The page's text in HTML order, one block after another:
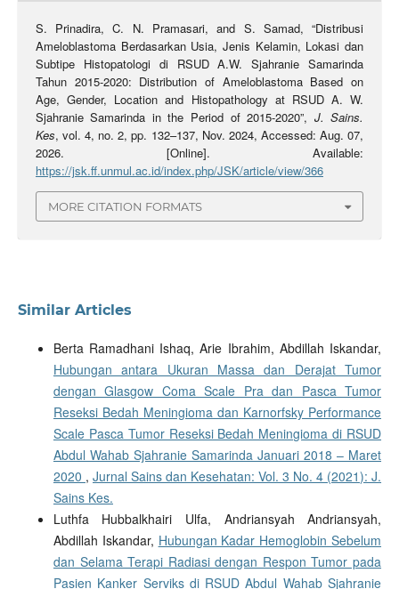
S. Prinadira, C. N. Pramasari, and S. Samad, “Distribusi
Ameloblastoma Berdasarkan Usia, Jenis Kelamin, Lokasi dan
Subtipe Histopatologi di RSUD A.W. Sjahranie Samarinda
Tahun 2015-2020: Distribution of Ameloblastoma Based on
Age, Gender, Location and Histopathology at RSUD A. W.
Sjahranie Samarinda in the Period of 2015-2020”, J. Sains.
Kes, vol. 4, no. 2, pp. 132–137, Nov. 2024, Accessed: Aug. 07,
2026. [Online]. Available:
https://jsk.ff.unmul.ac.id/index.php/JSK/article/view/366
MORE CITATION FORMATS
Similar Articles
Berta Ramadhani Ishaq, Arie Ibrahim, Abdillah Iskandar,
Hubungan antara Ukuran Massa dan Derajat Tumor
dengan Glasgow Coma Scale Pra dan Pasca Tumor
Reseksi Bedah Meningioma dan Karnorfsky Performance
Scale Pasca Tumor Reseksi Bedah Meningioma di RSUD
Abdul Wahab Sjahranie Samarinda Januari 2018 – Maret
2020 , Jurnal Sains dan Kesehatan: Vol. 3 No. 4 (2021): J.
Sains Kes.
Luthfa Hubbalkhairi Ulfa, Andriansyah Andriansyah,
Abdillah Iskandar, Hubungan Kadar Hemoglobin Sebelum
dan Selama Terapi Radiasi dengan Respon Tumor pada
Pasien Kanker Serviks di RSUD Abdul Wahab Sjahranie